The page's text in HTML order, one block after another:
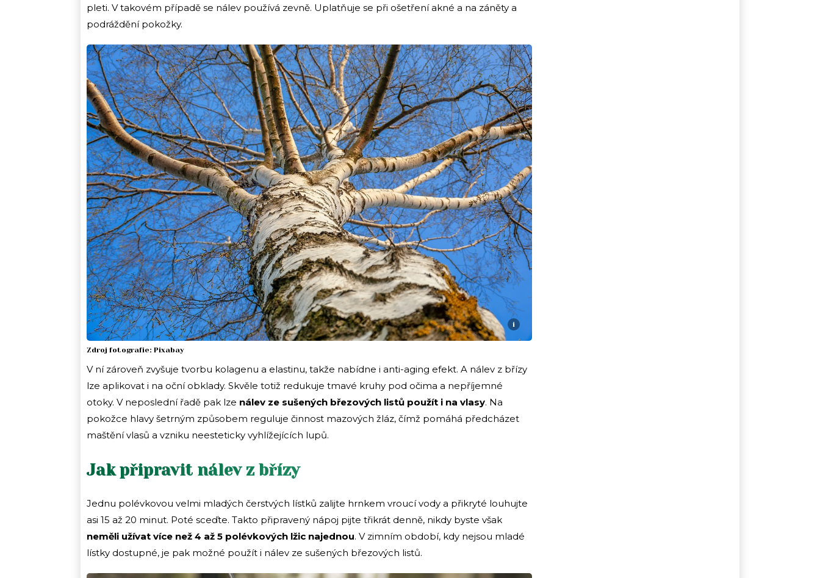
pleti. V takovém případě se nálev používá zevně. Uplatňuje se při ošetření akné a na záněty a
podráždění pokožky.
i
Zdroj fotografie: Pixabay
V ní zároveň zvyšuje tvorbu kolagenu a elastinu, takže nabídne i anti-aging efekt. A nálev z břízy
lze aplikovat i na oční obklady. Skvěle totiž redukuje tmavé kruhy pod očima a nepříjemné
otoky. V neposlední řadě pak lze nálev ze sušených březových listů použít i na vlasy. Na
pokožce hlavy šetrným způsobem reguluje činnost mazových žláz, čímž pomáhá předcházet
maštění vlasů a vzniku neesteticky vyhlížejících lupů.
Jak připravit nálev z břízy
Jednu polévkovou velmi mladých čerstvých lístků zalijte hrnkem vroucí vody a přikryté louhujte
asi 15 až 20 minut. Poté sceďte. Takto připravený nápoj pijte třikrát denně, nikdy byste však
neměli užívat více než 4 až 5 polévkových lžic najednou. V zimním období, kdy nejsou mladé
lístky dostupné, je pak možné použít i nálev ze sušených březových listů.